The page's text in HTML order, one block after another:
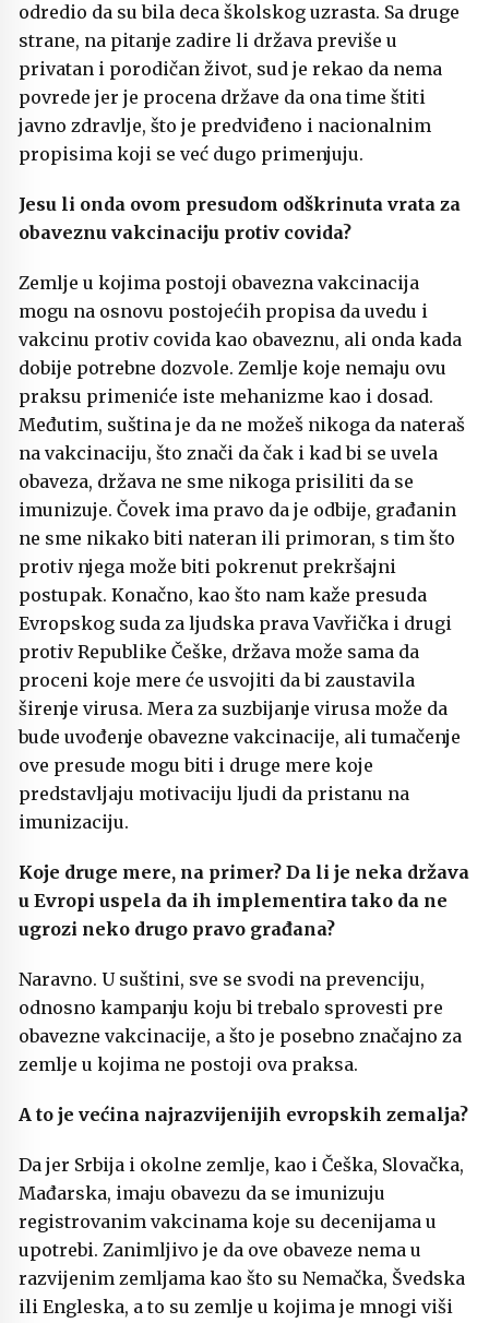
odredio da su bila deca školskog uzrasta. Sa druge
strane, na pitanje zadire li država previše u
privatan i porodičan život, sud je rekao da nema
povrede jer je procena države da ona time štiti
javno zdravlje, što je predviđeno i nacionalnim
propisima koji se već dugo primenjuju.
Jesu li onda ovom presudom odškrinuta vrata za
obaveznu vakcinaciju protiv covida?
Zemlje u kojima postoji obavezna vakcinacija
mogu na osnovu postojećih propisa da uvedu i
vakcinu protiv covida kao obaveznu, ali onda kada
dobije potrebne dozvole. Zemlje koje nemaju ovu
praksu primeniće iste mehanizme kao i dosad.
Međutim, suština je da ne možeš nikoga da nateraš
na vakcinaciju, što znači da čak i kad bi se uvela
obaveza, država ne sme nikoga prisiliti da se
imunizuje. Čovek ima pravo da je odbije, građanin
ne sme nikako biti nateran ili primoran, s tim što
protiv njega može biti pokrenut prekršajni
postupak. Konačno, kao što nam kaže presuda
Evropskog suda za ljudska prava Vavřička i drugi
protiv Republike Češke, država može sama da
proceni koje mere će usvojiti da bi zaustavila
širenje virusa. Mera za suzbijanje virusa može da
bude uvođenje obavezne vakcinacije, ali tumačenje
ove presude mogu biti i druge mere koje
predstavljaju motivaciju ljudi da pristanu na
imunizaciju.
Koje druge mere, na primer? Da li je neka država
u Evropi uspela da ih implementira tako da ne
ugrozi neko drugo pravo građana?
Naravno. U suštini, sve se svodi na prevenciju,
odnosno kampanju koju bi trebalo sprovesti pre
obavezne vakcinacije, a što je posebno značajno za
zemlje u kojima ne postoji ova praksa.
A to je većina najrazvijenijih evropskih zemalja?
Da jer Srbija i okolne zemlje, kao i Češka, Slovačka,
Mađarska, imaju obavezu da se imunizuju
registrovanim vakcinama koje su decenijama u
upotrebi. Zanimljivo je da ove obaveze nema u
razvijenim zemljama kao što su Nemačka, Švedska
ili Engleska, a to su zemlje u kojima je mnogi viši